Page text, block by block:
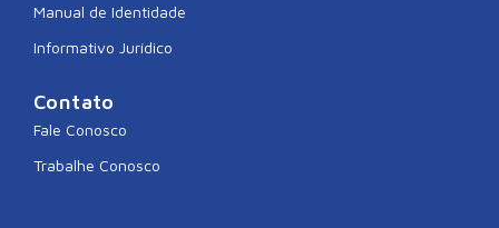
Manual de Identidade
Informativo Jurídico
Contato
Fale Conosco
Trabalhe Conosco